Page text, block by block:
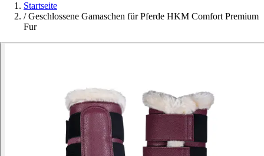
Startseite
/ Geschlossene Gamaschen für Pferde HKM Comfort Premium
Fur